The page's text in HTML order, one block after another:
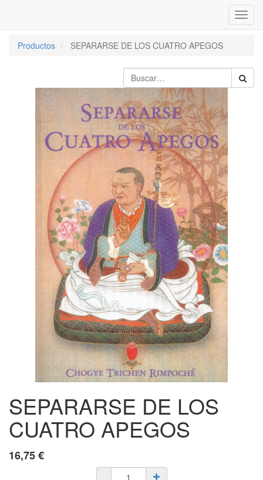
Productos
SEPARARSE DE LOS CUATRO APEGOS
SEPARARSE DE LOS
CUATRO APEGOS
16,75€